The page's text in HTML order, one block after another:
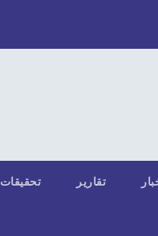
تقارير تحقيقات